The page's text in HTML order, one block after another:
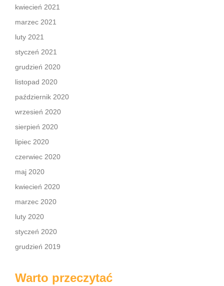
kwiecień 2021
marzec 2021
luty 2021
styczeń 2021
grudzień 2020
listopad 2020
październik 2020
wrzesień 2020
sierpień 2020
lipiec 2020
czerwiec 2020
maj 2020
kwiecień 2020
marzec 2020
luty 2020
styczeń 2020
grudzień 2019
Warto przeczytać